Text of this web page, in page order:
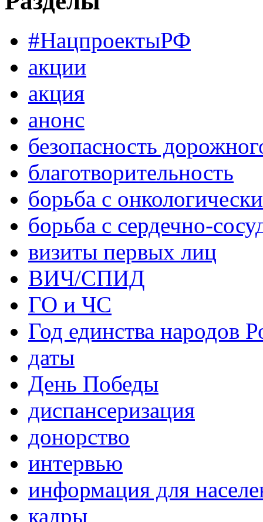
#НацпроектыРФ
акции
акция
анонс
безопасность
благотворительность
борьба с
борьба с сердечно-
визиты первых лиц
ВИЧ/СПИД
ГО и ЧС
Год единства народов
даты
День Победы
диспансеризация
донорство
интервью
информация для
кадры